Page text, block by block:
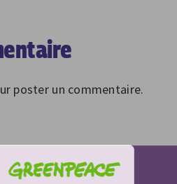
poster un commentaire.